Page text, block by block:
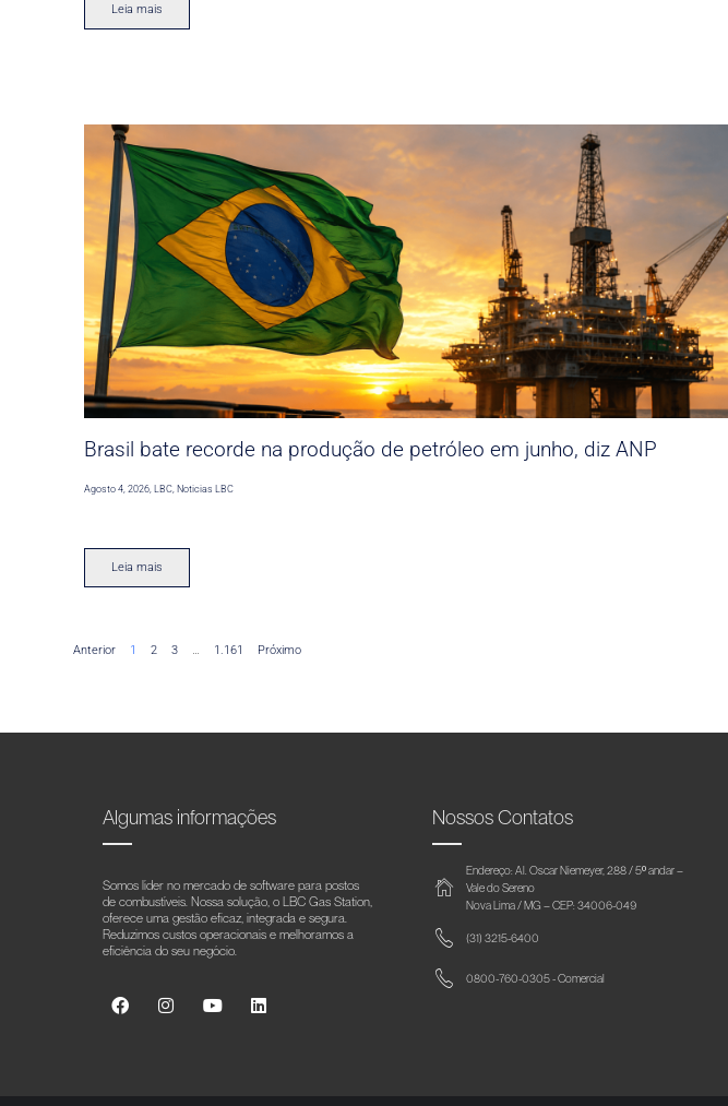
Leia mais
Brasil bate recorde na produção de petróleo em junho, diz ANP
Agosto 4, 2026 ,LBC Noticias LBC
Leia mais
Anterior 1 2 3 … 1.161 Próximo
Algumas informações
Somos líder no mercado de software para postos
de combustíveis. Nossa solução, o LBC Gas Station,
oferece uma gestão eficaz, integrada e segura.
Reduzimos custos operacionais e melhoramos a
eficiência do seu negócio.
Nossos Contatos
Endereço: Al. Oscar Niemeyer, 288 / 5º andar –
Vale do Sereno
Nova Lima / MG – CEP: 34006-049
(31) 3215-6400
0800-760-0305 - Comercial